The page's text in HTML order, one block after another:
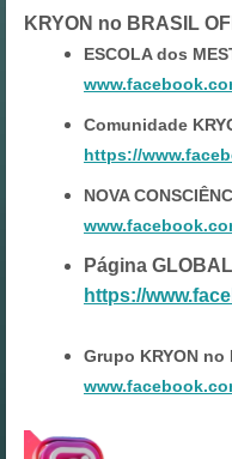
KRYON no BRASIL
ESCOLA dos
Comunidade
https://
NOVA
Página
https://
Grupo KRYON no